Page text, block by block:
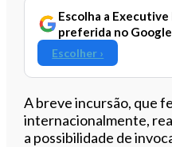
Escolha a
preferida no Google
Escolher ›
A breve incursão, que
internacionalmente,
a possibilidade de